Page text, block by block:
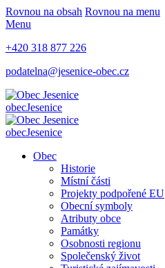
Rovnou na obsah Rovnou na menu
Menu
+420 318 877 226
podatelna@jesenice-obec.cz
obecJesenice
obecJesenice
Obec
Historie
Místní části
Projekty podpořené EU
Obecní symboly
Atributy obce
Památky
Osobnosti regionu
Společenský život